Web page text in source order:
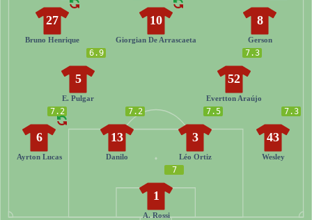
7
1
A. Rossi
7.2
6
Ayrton Lucas
7.2
13
Danilo
7.5
3
Léo Ortiz
7.3
43
Wesley
6.9
5
E. Pulgar
7.3
52
Evertton Araújo
27
Bruno Henrique
10
Giorgian De Arrascaeta
8
Gerson